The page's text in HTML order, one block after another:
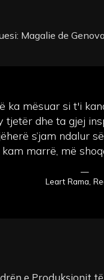
Magalie de
ka mësuar si t'i
tjetër dhe ta gjej
s’jam ndalur
marrë, më
—
Leart Rama,
e Produksionit